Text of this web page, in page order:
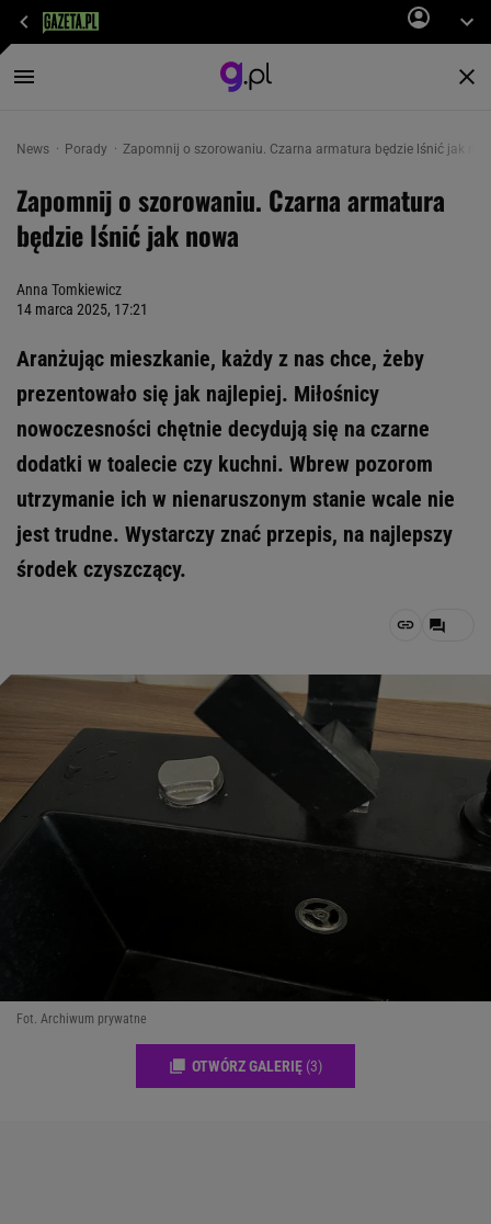
News Porady Zapomnij o szorowaniu. Czarna armatura będzie lśnić jak
Zapomnij o szorowaniu. Czarna armatura
będzie lśnić jak nowa
Anna Tomkiewicz
14 marca 2025, 17:21
Aranżując mieszkanie, każdy z nas chce, żeby
prezentowało się jak najlepiej. Miłośnicy
nowoczesności chętnie decydują się na czarne
dodatki w toalecie czy kuchni. Wbrew pozorom
utrzymanie ich w nienaruszonym stanie wcale nie
jest trudne. Wystarczy znać przepis, na najlepszy
środek czyszczący.
Fot. Archiwum prywatne
OTWÓRZ GALERIĘ (3)